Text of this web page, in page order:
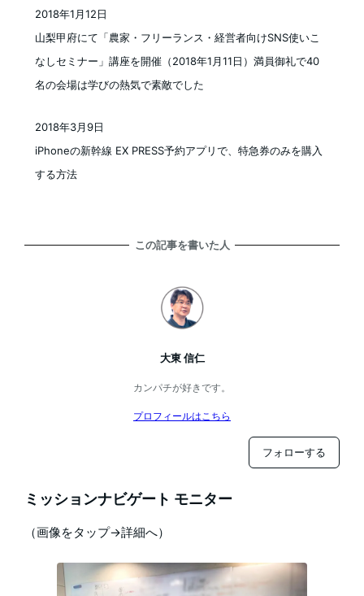
山梨甲府にて「農家・フリーランス・経営者向けSNS使いこ
なしセミナー」講座を開催（2018年1月11日）満員御礼で40
名の会場は学びの熱気で素敵でした
2018年1月12日
iPhoneの新幹線 EX PRESS予約アプリで、特急券のみを購入
する方法
2018年3月9日
この記事を書いた人
大東 信仁
カンパチが好きです。
プロフィールはこちら
フォローする
ミッションナビゲート モニター
（画像をタップ→詳細へ）